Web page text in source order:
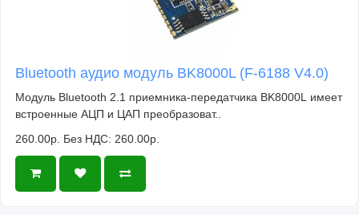
Bluetooth аудио модуль BK8000L (F-6188 V4.0)
Модуль Bluetooth 2.1 приемника-передатчика BK8000L имеет
встроенные АЦП и ЦАП преобразоват..
260.00р. Без НДС: 260.00р.